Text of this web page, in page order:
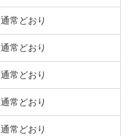
通常どおり
通常どおり
通常どおり
通常どおり
通常どおり